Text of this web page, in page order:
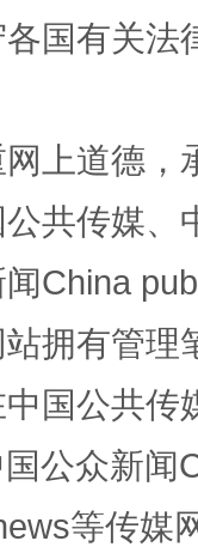
大球赛在茂县开幕
国有关法
上道德，
共传媒、
闻China
拥有管理
中国公共传
公众新闻
等传媒